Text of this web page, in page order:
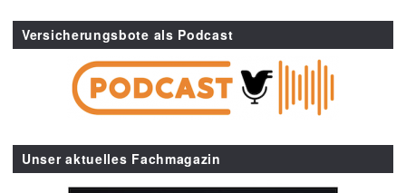
Versicherungsbote als Podcast
Unser aktuelles Fachmagazin